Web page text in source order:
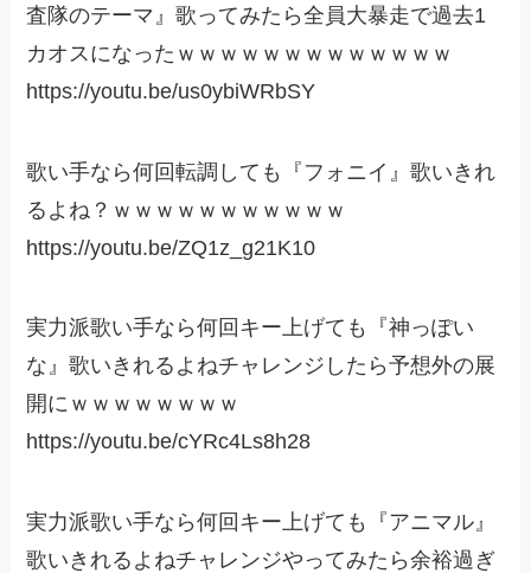
査隊のテーマ』歌ってみたら全員大暴走で過去1
カオスになったｗｗｗｗｗｗｗｗｗｗｗｗｗ
https://youtu.be/us0ybiWRbSY
歌い手なら何回転調しても『フォニイ』歌いきれ
るよね？ｗｗｗｗｗｗｗｗｗｗｗ
https://youtu.be/ZQ1z_g21K10
実力派歌い手なら何回キー上げても『神っぽい
な』歌いきれるよねチャレンジしたら予想外の展
開にｗｗｗｗｗｗｗｗ
https://youtu.be/cYRc4Ls8h28
実力派歌い手なら何回キー上げても『アニマル』
歌いきれるよねチャレンジやってみたら余裕過ぎ